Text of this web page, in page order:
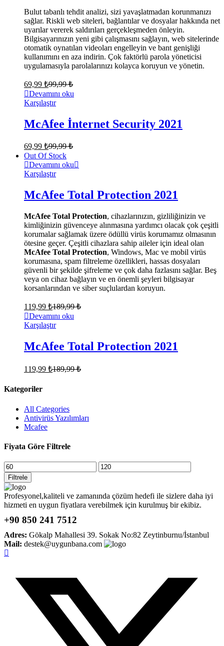
Bulut tabanlı tehdit analizi, sizi yavaşlatmadan korunmanızı
sağlar. Riskli web siteleri, bağlantılar ve dosyalar hakkında net
uyarılar vererek saldırıları gerçekleşmeden önleyin.
Bilgisayarınızın yeni gibi çalışmasını sağlayın, web sitelerinde
otomatik oynatılan videoları engelleyin ve bant genişliği
kullanımını en aza indirin. Çok faktörlü parola yöneticisi
uygulamasıyla parolalarınızı kolayca koruyun ve yönetin.
69,99 ₺99,99₺
Devamını oku
Karşılaştır
McAfee İnternet Security 2021
69,99 ₺99,99₺
Out Of Stock
Devamını oku
Karşılaştır
McAfee Total Protection 2021
McAfee Total Protection, cihazlarınızın, gizliliğinizin ve
kimliğinizin güvenceye alınmasına yardımcı olacak çok çeşitli
korumalar sağlamak üzere ödüllü virüs korumamız olmasının
ötesine geçer. Çeşitli cihazlara sahip aileler için ideal olan
McAfee Total Protection, Windows, Mac ve mobil virüs
korumasına, spam filtreleme özellikleri, hassas dosyaları
güvenli bir şekilde şifreleme ve çok daha fazlasını sağlar. Beş
veya on cihaz bağlayın ve en önemli şeyleri bilgisayar
korsanlarından ve siber suçlulardan koruyun.
119,99 ₺189,99₺
Devamını oku
Karşılaştır
McAfee Total Protection 2021
119,99 ₺189,99₺
Kategoriler
All Categories
Antivirüs Yazılımları
Mcafee
Fiyata Göre Filtrele
En
düşük
fiyat
En
yüksek
Filtrele
Profesyonel,kaliteli ve zamanında çözüm hedefi ile sizlere daha iyi
hizmeti en uygun fiyatlara verebilmek için kurulmuş bir ekibiz.
+90 850 241 7512
Adres: Gökalp Mahallesi 39. Sokak No:82 Zeytinburnu/İstanbul
Mail: destek@uygunbana.com